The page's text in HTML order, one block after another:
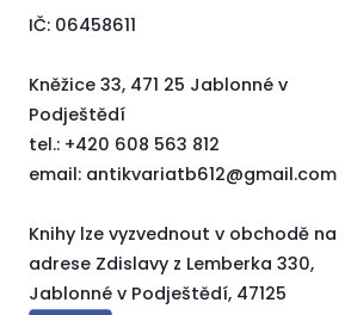
IČ: 06458611
Kněžice 33, 471 25 Jablonné v
Podještědí
tel.: +420 608 563 812
email: antikvariatb612@gmail.com
Knihy lze vyzvednout v obchodě na
adrese Zdislavy z Lemberka 330,
Jablonné v Podještědí, 47125